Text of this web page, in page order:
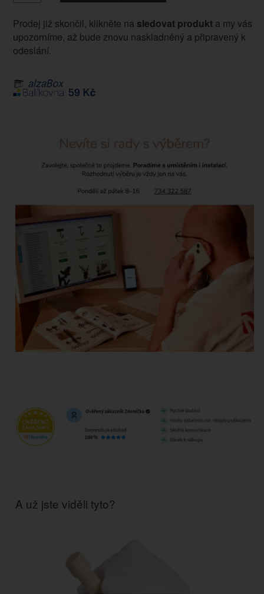
Prodej již skončil, klikněte na sledovat produkta my vás
upozorníme, až bude znovu naskladněný a připravený k
odeslání.
A už jste viděli tyto?